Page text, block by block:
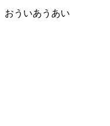
おういあうあい